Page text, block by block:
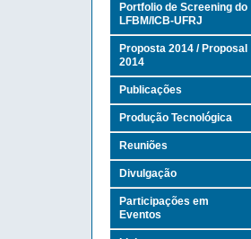
Portfolio de Screening do
LFBM/ICB-UFRJ
Proposta 2014 / Proposal
2014
Publicações
Produção Tecnológica
Reuniões
Divulgação
Participações em
Eventos